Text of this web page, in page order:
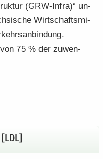
(GRW-​Infra)“ un­
Wirt­schafts­mi­
75 % der zu­wen­